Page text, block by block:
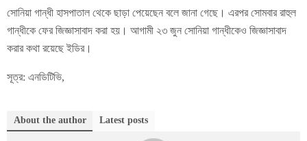
সোনিয়া গান্ধী হাসপাতাল থেকে ছাড়া পেয়েছেন বলে জানা গেছে। এরপর সোমবার রাহুল
গান্ধীকে ফের জিজ্ঞাসাবাদ করা হয়। আগামী ২৩ জুন সোনিয়া গান্ধীকেও জিজ্ঞাসাবাদ
করার কথা রয়েছে ইডির।
সূত্র: এনডিটিভি,
About the author Latest posts